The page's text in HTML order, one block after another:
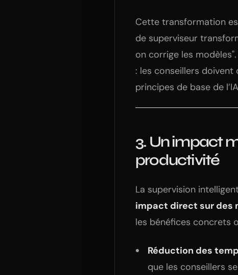
Cette transformation
de superviseur
on corrige les
: les conseillers doivent
principes de base de
3. Un impact
productivité
La supervision
impact direct sur des
les bénéfices concrets
Réduction des
que les conseillers